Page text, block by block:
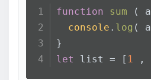
function sum (
console . log (
}
let
list = [ 1 ,